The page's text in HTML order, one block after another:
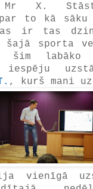
X.
to kā sāku
ir tas
šajā sporta
labāko
, kurš mani
vienīgā